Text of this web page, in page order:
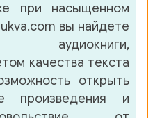
при насыщенном
вы найдете
аудиокниги,
качества текста
открыть
произведения и